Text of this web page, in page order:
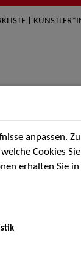
|
uns
anpassen.
Cookies
erhalten Sie in